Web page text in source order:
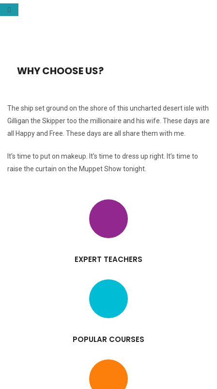
WHY CHOOSE US?
The ship set ground on the shore of this uncharted desert isle with
Gilligan the Skipper too the millionaire and his wife. These days are
all Happy and Free. These days are all share them with me.
It’s time to put on makeup. It’s time to dress up right. It’s time to
raise the curtain on the Muppet Show tonight.
EXPERT TEACHERS
POPULAR COURSES